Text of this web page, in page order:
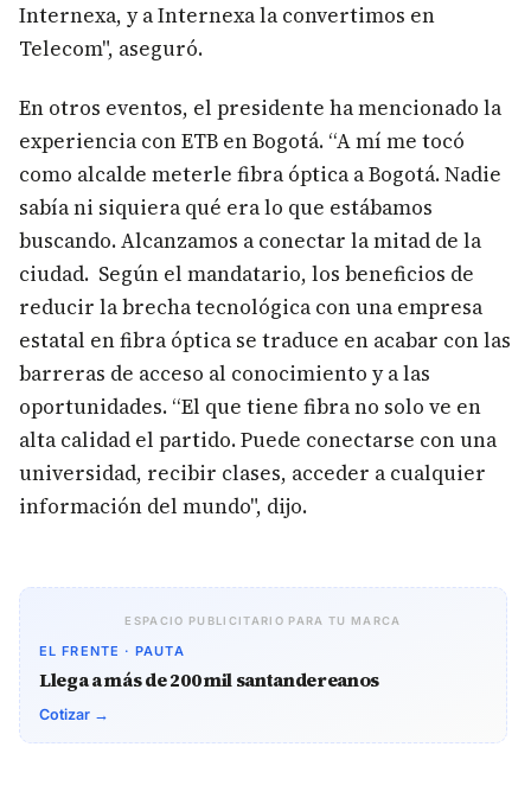
Internexa, y a Internexa la convertimos en
Telecom", aseguró.
En otros eventos, el presidente ha mencionado la
experiencia con ETB en Bogotá. “A mí me tocó
como alcalde meterle fibra óptica a Bogotá. Nadie
sabía ni siquiera qué era lo que estábamos
buscando. Alcanzamos a conectar la mitad de la
ciudad. Según el mandatario, los beneficios de
reducir la brecha tecnológica con una empresa
estatal en fibra óptica se traduce en acabar con las
barreras de acceso al conocimiento y a las
oportunidades. “El que tiene fibra no solo ve en
alta calidad el partido. Puede conectarse con una
universidad, recibir clases, acceder a cualquier
información del mundo", dijo.
ESPACIO PUBLICITARIO PARA TU MARCA
EL FRENTE · PAUTA
Llega a más de 200 mil santandereanos
Cotizar →